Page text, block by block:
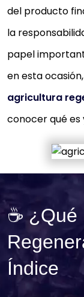
del producto
la
papel
en esta ocasión,
agricultura
conocer qué es
☕
Índice